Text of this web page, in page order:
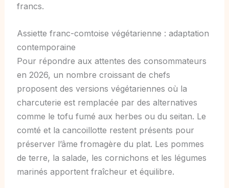
francs.
Assiette franc-comtoise végétarienne : adaptation
contemporaine
Pour répondre aux attentes des consommateurs
en 2026, un nombre croissant de chefs
proposent des versions végétariennes où la
charcuterie est remplacée par des alternatives
comme le tofu fumé aux herbes ou du seitan. Le
comté et la cancoillotte restent présents pour
préserver l’âme fromagère du plat. Les pommes
de terre, la salade, les cornichons et les légumes
marinés apportent fraîcheur et équilibre.